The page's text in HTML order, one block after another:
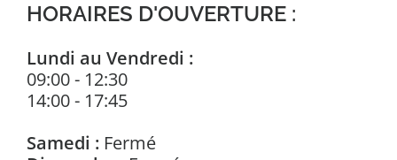
HORAIRES D'OUVERTURE :
Lundi au Vendredi :
09:00 - 12:30
14:00 - 17:45
Samedi :Fermé